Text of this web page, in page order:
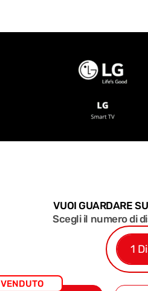
VUOI GUARDARE
Scegli il numero di
1